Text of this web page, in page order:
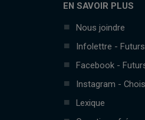
EN SAVOIR PLUS
Nous joindre
Infolettre -
Facebook -
Instagram -
Lexique